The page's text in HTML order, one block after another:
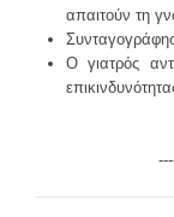
απαιτούν τη
Ο γιατρός